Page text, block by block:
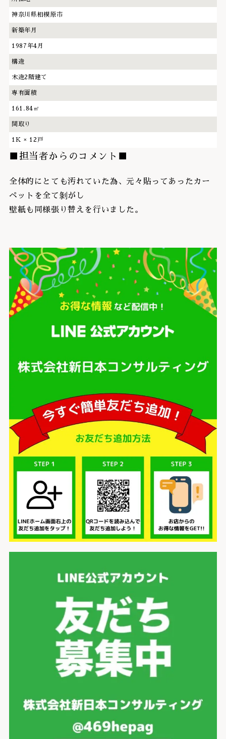
神奈川県相模原市
新築年月
1987年4月
構造
木造2階建て
専有面積
161.84㎡
間取り
1K × 12戸
■担当者からのコメント■
全体的にとても汚れていた為、元々貼ってあったカー
ペットを全て剝がし
壁紙も同様張り替えを行いました。